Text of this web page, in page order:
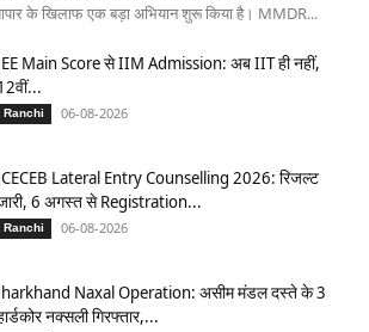
के खिलाफ एक बड़ा अभियान शुरू किया है। MMDR...
Main Score से IIM Admission: अब IIT ही नहीं,
Ranchi 06-08-2026
Lateral Entry Counselling 2026: रिजल्ट
6 अगस्त से Registration...
Ranchi 06-08-2026
Naxal Operation: असीम मंडल दस्ते के 3
नक्सली गिरफ्तार,...